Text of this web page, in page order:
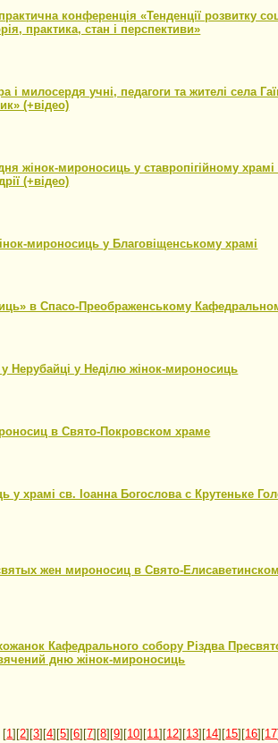
конференція «Тенденції розвитку
практика, стан і перспективи»
і милосердя учні, педагоги та жителі села
(+відео)
жінок-мироносиць у ставропігійному храмі
(+відео)
мироносиць у Благовіщенському храмі
в Спасо-Преображенському
Нерубайці у Неділю жінок-мироносиць
в Свято-Покровском храме
у храмі св. Іоанна Богослова с Крутеньке
жен мироносиц в Свято-
Кафедрального собору Різдва
дню жінок-мироносиць
[1][2][3][4][5][6][7][8][9][10][11][12][13][14][15][16][17